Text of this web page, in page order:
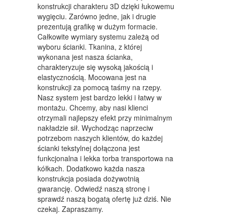
ODZIEŻ
SPORT
ELEKTRONIKA, RTV, AGD
ART. DLA ZWIERZĄT
OGRÓD, ROŚLINY
CHEMIA
ART. SPOŻYWCZE
MATERIAŁY EKSPLOATACYJNE
INNE SKLEPY
SPRZĘT
MASZYNY
konstrukcji charakteru 3D dzięki łukowemu
wygięciu. Zarówno jedne, jak i drugie
prezentują grafikę w dużym formacie.
Całkowite wymiary systemu zależą od
wyboru ścianki. Tkanina, z której
wykonana jest nasza ścianka,
charakteryzuje się wysoką jakością i
elastycznością. Mocowana jest na
konstrukcji za pomocą taśmy na rzepy.
Nasz system jest bardzo lekki i łatwy w
montażu. Chcemy, aby nasi klienci
otrzymali najlepszy efekt przy minimalnym
nakładzie sił. Wychodząc naprzeciw
potrzebom naszych klientów, do każdej
ścianki tekstylnej dołączona jest
funkcjonalna i lekka torba transportowa na
kółkach. Dodatkowo każda nasza
konstrukcja posiada dożywotnią
gwarancję. Odwiedź naszą stronę i
sprawdź naszą bogatą ofertę już dziś. Nie
czekaj. Zapraszamy.